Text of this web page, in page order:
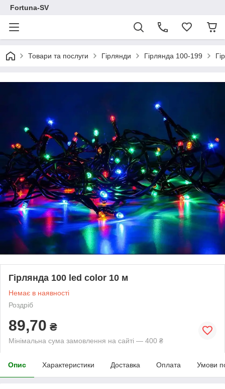
Fortuna-SV
Товари та послуги Гірлянди Гірлянда 100-199
Гірлянда 100 led color 10 м
Немає в наявності
Роздріб
89,70 ₴
Мінімальна сума замовлення на сайті — 400 ₴
Опис Характеристики Доставка Оплата Умови